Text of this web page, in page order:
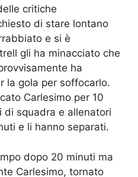
critiche
di stare lontano
e si è
gli ha minacciato che
ha
la gola per soffocarlo.
Carlesimo per 10
di squadra e allenatori
e li hanno separati.
dopo 20 minuti ma
Carlesimo, tornato